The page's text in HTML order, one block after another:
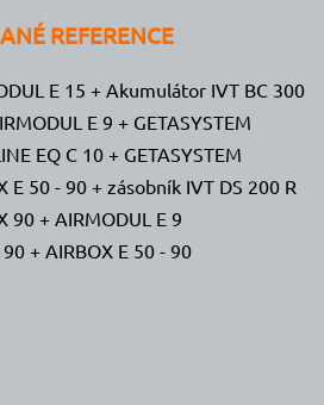
REFERENCE
E 15 + Akumulátor IVT BC 300
E 9 + GETASYSTEM
EQ C 10 + GETASYSTEM
E 50 - 90 + zásobník IVT DS 200 R
90 + AIRMODUL E 9
+ AIRBOX E 50 - 90